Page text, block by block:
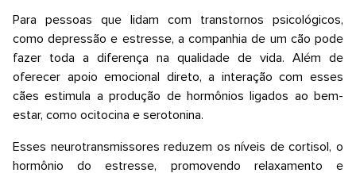
Para pessoas que lidam com transtornos psicológicos,
como depressão e estresse, a companhia de um cão pode
fazer toda a diferença na qualidade de vida. Além de
oferecer apoio emocional direto, a interação com esses
cães estimula a produção de hormônios ligados ao bem-
estar, como ocitocina e serotonina.
Esses neurotransmissores reduzem os níveis de cortisol, o
hormônio do estresse, promovendo relaxamento e